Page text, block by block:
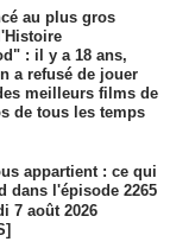
au plus gros
: il y a 18 ans,
a refusé de jouer
meilleurs films de
de tous les temps
appartient : ce qui
dans l'épisode 2265
7 août 2026